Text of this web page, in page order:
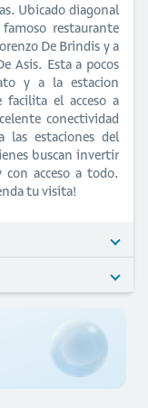
Ubicado diagonal
restaurante
De Brindis y a
Asis. Esta a pocos
y a la estacion
el acceso a
conectividad
las estaciones del
buscan invertir
acceso a todo.
tu visita!